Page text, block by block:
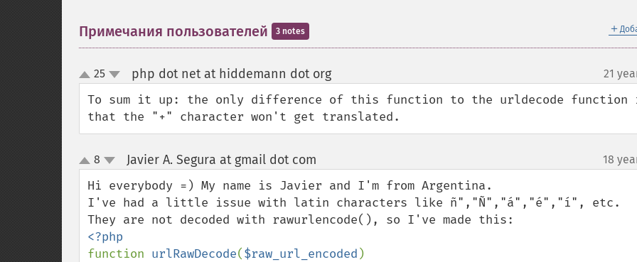
＋
Примечания пользователей 3 notes
up
down
25 php dot net at hiddemann dot org¶ 21
To sum it up: the only difference of this function to the urldecode function
that the "+" character won't get translated.
up
down
8 Javier A. Segura at gmail dot com 18
Hi everybody =) My name is Javier and I'm from Argentina.
I've had a little issue with latin characters like ñ","Ñ","á","é","í", etc.
function urlRawDecode($raw_url_encoded )